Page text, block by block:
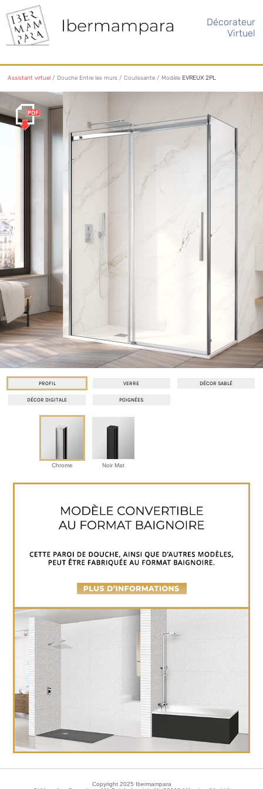
Décorateur
Virtuel
Assistant virtuel / Douche Entre les murs / Coulissante / Modèle EVREUX 2PL
PROFIL VERRE DÉCOR SABLÉ
DÉCOR DIGITALE POIGNÉES
Chrome Noir Mat
Copyright 2025 Ibermampara